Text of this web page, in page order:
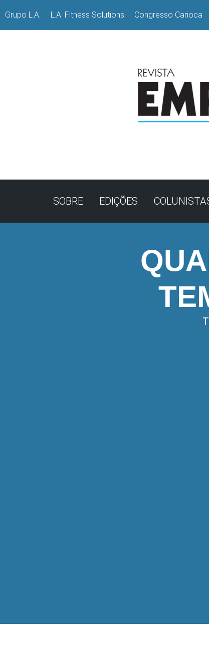
Grupo L.A. L.A. Fitness Solutions Congresso Carioca
SOBRE EDIÇÕES